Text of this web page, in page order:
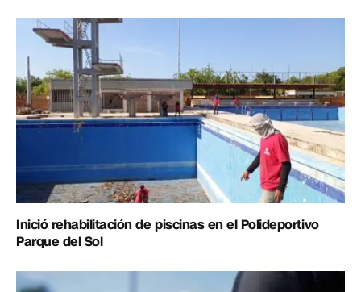
Inició rehabilitación de piscinas en el Polideportivo
Parque del Sol